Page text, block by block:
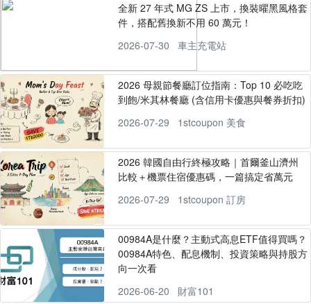
全新 27 年式 MG ZS 上市，換裝曜黑風格套
件，搭配舊換新不用 60 萬元！
2026-07-30
車主充電站
2026 母親節餐廳訂位指南：Top 10 必吃吃
到飽/米其林餐廳 (含信用卡優惠與餐券折扣)
2026-07-29
1stcoupon 美食
2026 韓國自由行終極攻略｜首爾釜山濟州
比較＋機票住宿優惠碼，一篇搞定省萬元
2026-07-29
1stcoupon 訂房
00984A是什麼？主動式高息ETF值得買嗎？
00984A特色、配息機制、投資策略與持股方
向一次看
2026-06-20
財富101